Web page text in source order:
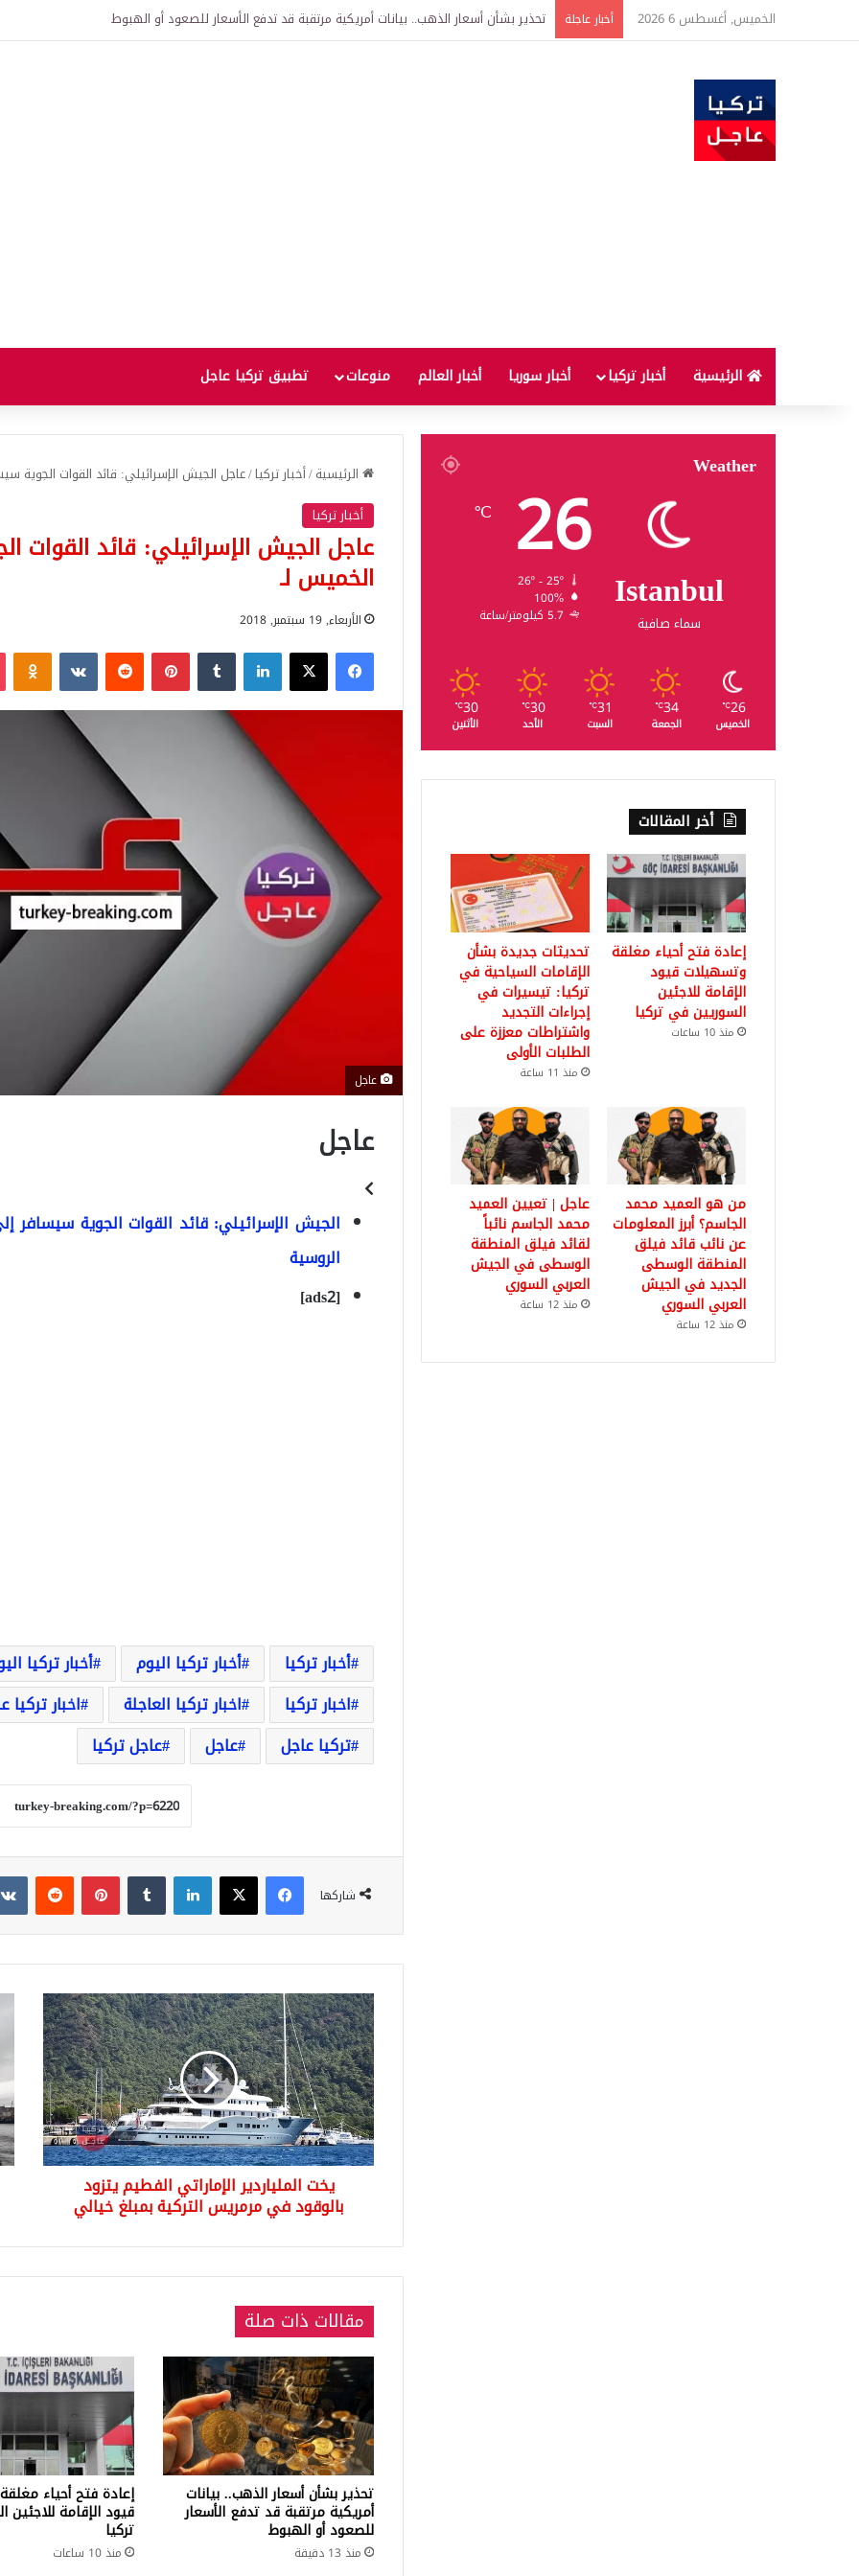
الخميس, أغسطس 6 2026 أخبار عاجلة إعادة فتح أحياء مغلقة وتسهيلات قيود الإقامة للاجئين السوريين في تركيا
الرئيسية أخبار تركيا أخبار سوريا أخبار العالم منوعات تطبيق تركيا عاجل
الرئيسية/أخبار تركيا/عاجل الجيش الإسرائيلي: قائد القوات الجوية
أخبار تركيا
عاجل الجيش الإسرائيلي: قائد
الخميس لـ
الأربعاء, 19 سبتمبر, 2018
فيسبوك‫X لينكدإن بينتيريست
عاجل
عاجل
الجيش الإسرائيلي: قائد القوات الجوية
الروسية
[ads2]
أخبار تركيا أخبار تركيا اليوم أخبار تركيا
اخبار تركيا
اخبار تركيا العاجلة اخبار تركيا
تركيا عاجل
عاجل عاجل تركيا
شاركها
فيسبوك‫X لينكدإن بينتيريست
يخت
الملياردير
الإماراتي
الفطيم
يتزود
بالوقود
في
مرمريس
التركية
يخت الملياردير الإماراتي الفطيم يتزود
بالوقود في مرمريس التركية بمبلغ خيالي
من
...
مقالات ذات صلة
تحذير بشأن أسعار الذهب.. بيانات
أمريكية مرتقبة قد تدفع الأسعار
للصعود أو الهبوط
منذ 13 دقيقة
إعادة فتح أحياء
قيود الإقامة
تركيا
منذ 10 ساعات
Weather
Istanbul
سماء صافية
26
℃
26º - 25º
100%
5.7 كيلومتر/ساعة
26
℃
الخميس
34
℃
الجمعة
31
℃
السبت
30
℃
الأحد
30
℃
الأثنين
أخر المقالات
إعادة فتح أحياء مغلقة
وتسهيلات قيود
الإقامة للاجئين
السوريين في تركيا
منذ 10 ساعات
تحديثات جديدة بشأن
الإقامات السياحية في
تركيا: تيسيرات في
إجراءات التجديد
واشتراطات معززة على
الطلبات الأولى
منذ 11 ساعة
من هو العميد محمد
الجاسم؟ أبرز المعلومات
عن نائب قائد فيلق
المنطقة الوسطى
الجديد في الجيش
العربي السوري
منذ 12 ساعة
عاجل | تعيين العميد
محمد الجاسم نائباً
لقائد فيلق المنطقة
الوسطى في الجيش
العربي السوري
منذ 12 ساعة